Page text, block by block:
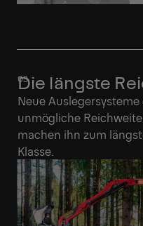
Die längste
Neue
unmögliche
machen ihn zum
Klasse.